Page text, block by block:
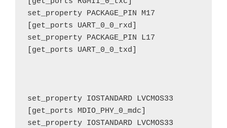
set_property PACKAGE_PIN M17
[get_ports UART_0_0_rxd]
set_property PACKAGE_PIN L17
[get_ports UART_0_0_txd]
set_property IOSTANDARD LVCMOS33
[get_ports MDIO_PHY_0_mdc]
set_property IOSTANDARD LVCMOS33